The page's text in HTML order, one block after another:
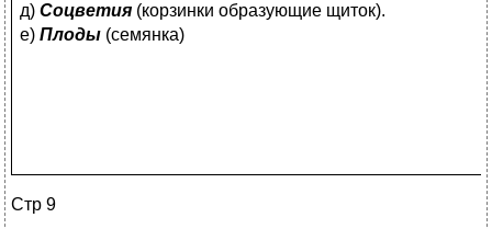
д) Соцветия (корзинки образующие щиток).
е) Плоды (семянка)
Стр 9